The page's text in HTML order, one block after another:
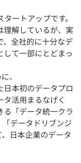
ートアップです。
理解しているが、実
、全社的に十分なデ
て一部にとどまっ
、
本初のデータプロ
活用まるなげく
「データ統一クラ
データドリブンジ
日本企業のデータ